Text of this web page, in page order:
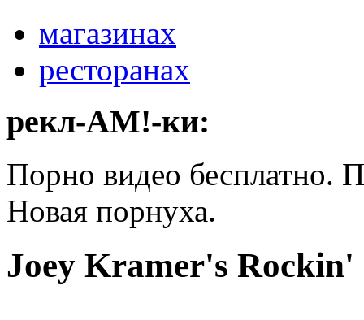
магазинах
ресторанах
рекл-АМ!-ки:
Порно видео бесплатно.
Новая порнуха.
Joey Kramer's